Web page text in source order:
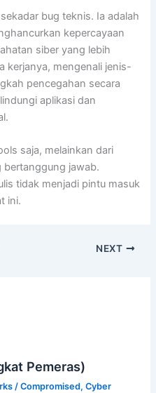
bug teknis. Ia adalah
kepercayaan
siber yang lebih
kerjanya, mengenali jenis-
pencegahan secara
aplikasi dan
saja, melainkan dari
jawab.
tidak menjadi pintu masuk
ini.
NEXT
Pemeras)
/Compromised,Cyber